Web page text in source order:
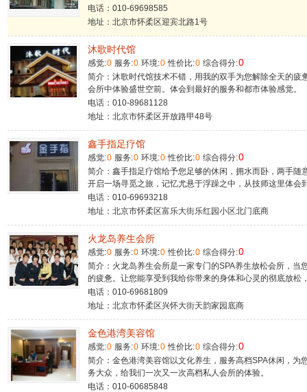
电话：010-69698585
地址：北京市怀柔区迎宾北路1号
沐歌时代馆
感觉:0 服务:0 环境:0 性价比:0 综合得分:0
简介：沐歌时代馆技术不错，用我的双手为您解除全天的疲
会所中体验盛世空前。体会到最好的服务和都市体验感觉。
电话：010-89681128
地址：北京市怀柔区开放路甲48号
鑫手指足疗馆
感觉:0 服务:0 环境:0 性价比:0 综合得分:0
简介：鑫手指足疗馆给予您足够的休闲，拥水而卧，两手随
开启一场寻觅之旅，记忆尤悬于浮躁之中，从技师这里体会
电话：010-69693218
地址：北京市怀柔区富乐大街乐红园小区北门底商
火龙岛养生会所
感觉:0 服务:0 环境:0 性价比:0 综合得分:0
简介：火龙岛养生会所是一家专门的SPA养生放松会所，当
的疲惫。让您能享受到我给你带来的身体和心灵的彻底放松
电话：010-69681809
地址：北京市怀柔区兴怀大街天韵家园底商
金色港湾美容馆
感觉:0 服务:0 环境:0 性价比:0 综合得分:0
简介：金色港湾美容馆以文化养生，服务高档SPA休闲，为
务大众，给我们一次又一次高档私人会所的体验。
电话：010-60685848